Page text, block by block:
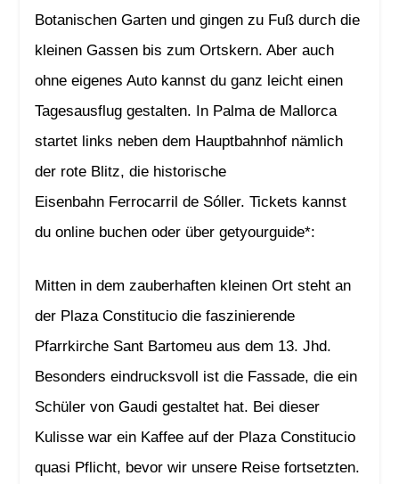
Botanischen Garten und gingen zu Fuß durch die
kleinen Gassen bis zum Ortskern. Aber auch
ohne eigenes Auto kannst du ganz leicht einen
Tagesausflug gestalten. In Palma de Mallorca
startet links neben dem Hauptbahnhof nämlich
der rote Blitz, die historische
Eisenbahn Ferrocarril de Sóller. Tickets kannst
du online buchen oder über getyourguide*:
Mitten in dem zauberhaften kleinen Ort steht an
der Plaza Constitucio die faszinierende
Pfarrkirche Sant Bartomeu aus dem 13. Jhd.
Besonders eindrucksvoll ist die Fassade, die ein
Schüler von Gaudi gestaltet hat. Bei dieser
Kulisse war ein Kaffee auf der Plaza Constitucio
quasi Pflicht, bevor wir unsere Reise fortsetzten.